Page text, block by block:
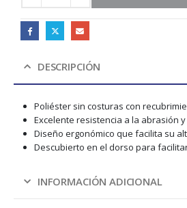
DESCRIPCIÓN
Poliéster sin costuras con
Excelente resistencia a la abrasión
Diseño ergonómico que facilita su
Descubierto en el dorso para
INFORMACIÓN ADICIONAL